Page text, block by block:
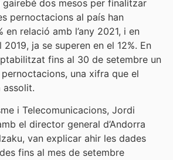
gairebé dos mesos per finalitzar
pernoctacions al país han
en relació amb l’any 2021, i en
ja se superen en el 12%. En
fins al 30 de setembre un
una xifra que el
assolit.
i Telecomunicacions, Jordi
el director general d’Andorra
van explicar ahir les dades
fins al mes de setembre